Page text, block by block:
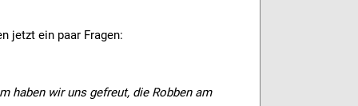
jetzt ein paar Fragen:
haben wir uns gefreut, die Robben am